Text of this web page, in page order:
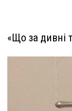
«Що за дивні